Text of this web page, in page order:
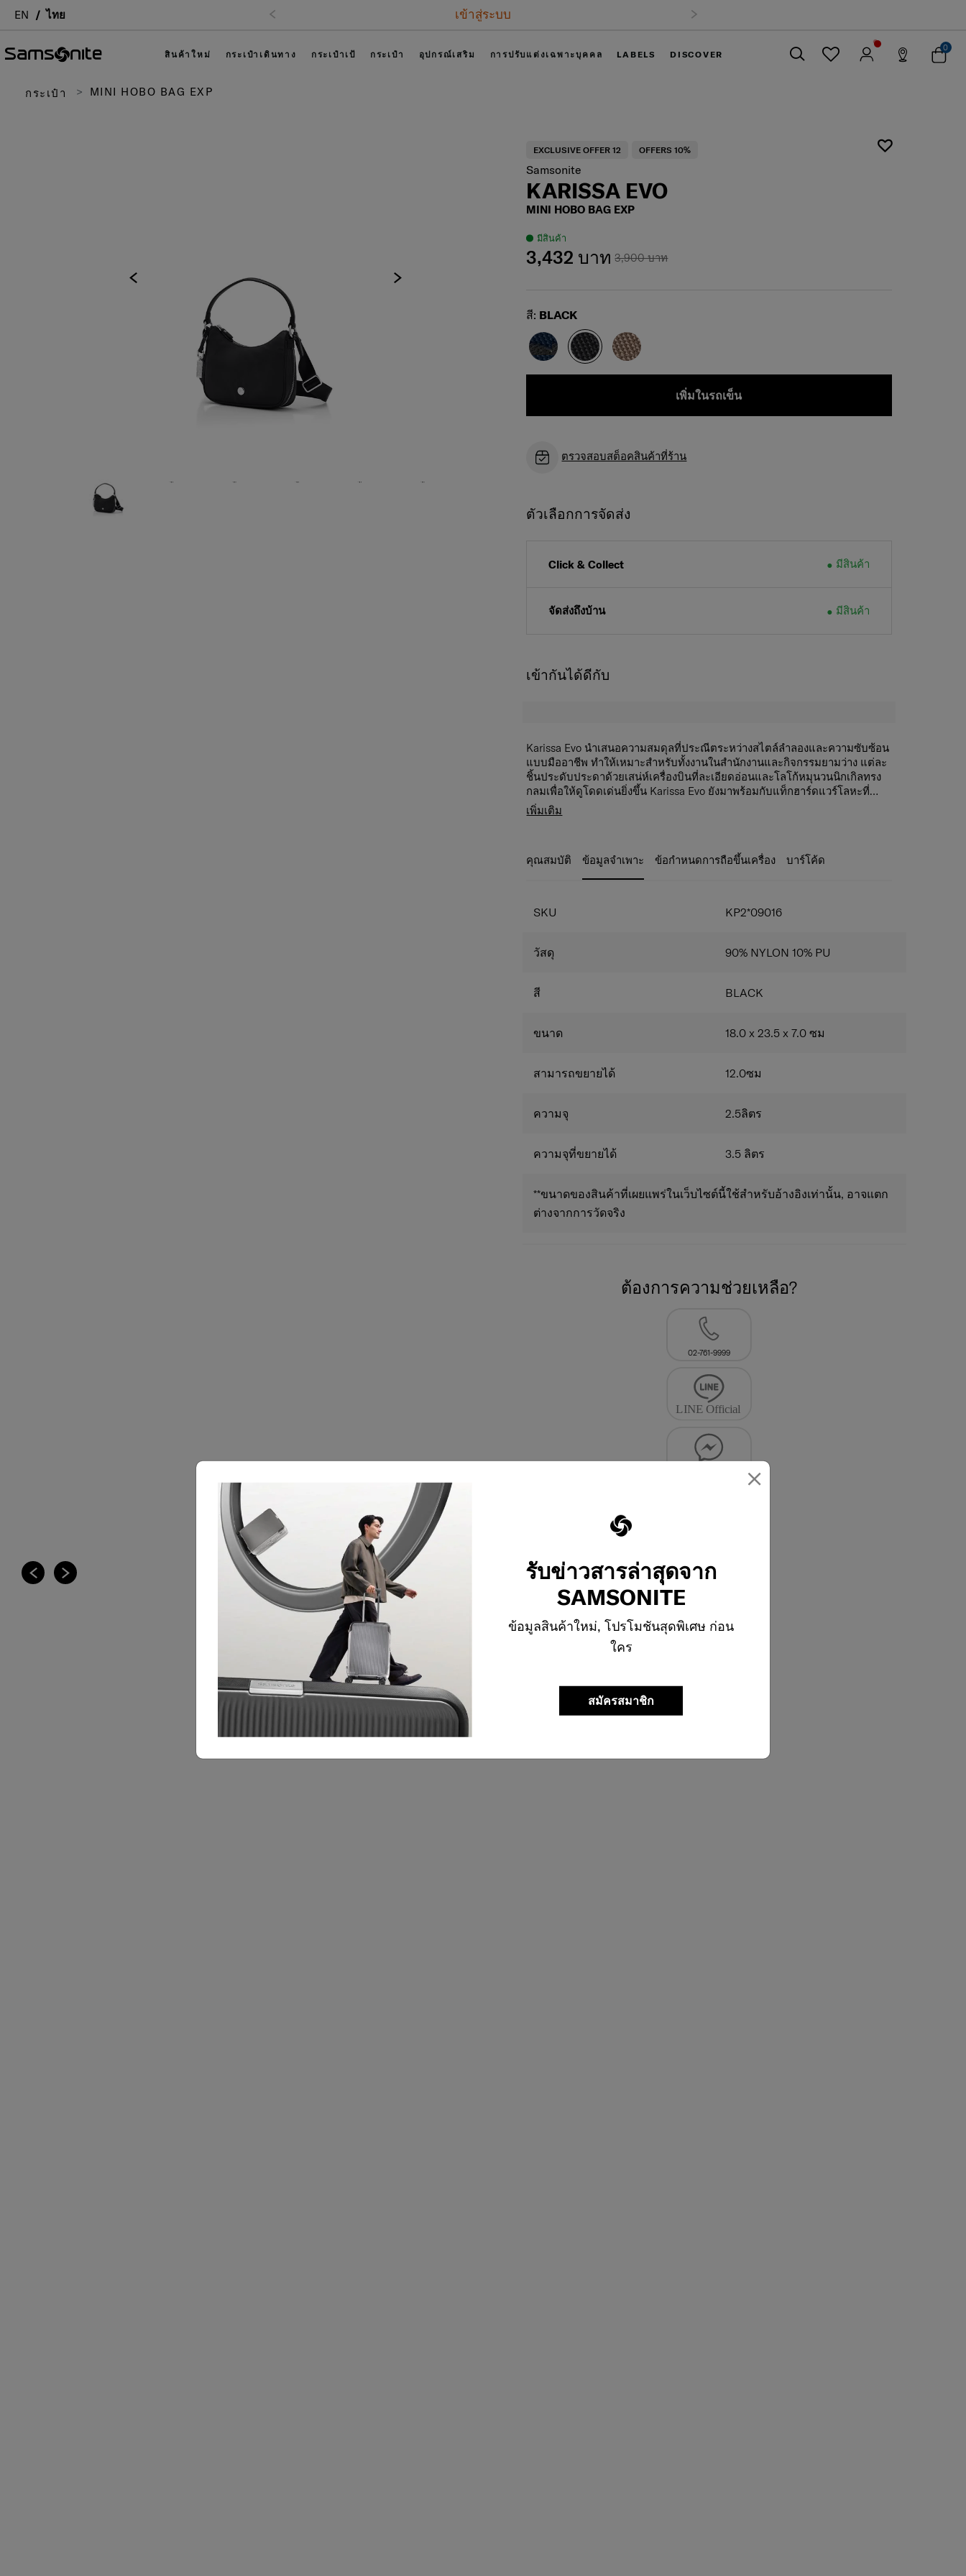
×
รับข่าวสารล่าสุดจาก
SAMSONITE
ข้อมูลสินค้าใหม่, โปรโมชันสุดพิเศษ ก่อน
ใคร
สมัครสมาชิก
EN ไทย เข้าสู่ระบบ
สินค้าใหม่ กระเป๋าเดินทาง กระเป๋าเป้ กระเป๋า อุปกรณ์เสริม การปรับแต่งเฉพาะบุคคล LABELS DISCOVER
0
กระเป๋า MINI HOBO BAG EXP
EXCLUSIVE OFFER 12 OFFERS 10%
Samsonite
KARISSA EVO
MINI HOBO BAG EXP
มีสินค้า
3,900 บาท
3,432 บาท
Select
สี: BLACK
เพิ่มในรถเข็น
ตรวจสอบสต็อคสินค้าที่ร้าน
ตัวเลือกการจัดส่ง
Click & Collect มีสินค้า
จัดส่งถึงบ้าน มีสินค้า
เข้ากันได้ดีกับ
Karissa Evo นําเสนอความสมดุลที่ประณีตระหว่างสไตล์ลําลองและความซับซ้อน
แบบมืออาชีพ ทําให้เหมาะสําหรับทั้งงานในสํานักงานและกิจกรรมยามว่าง แต่ละ
ชิ้นประดับประดาด้วยเสน่ห์เครื่องบินที่ละเอียดอ่อนและโลโก้หมุนวนนิกเกิลทรง
กลมเพื่อให้ดูโดดเด่นยิ่งขึ้น Karissa Evo ยังมาพร้อมกับแท็กฮาร์ดแวร์โลหะที่
สามารถปรับแต่งได้ เพื่อให้คุณสามารถทําให้กระเป๋าทุกใบเป็นของคุณเองได้
อย่างแท้จริง
เพิ่มเติม
คุณสมบัติ ข้อมูลจำเพาะ ข้อกำหนดการถือขึ้นเครื่อง บาร์โค้ด
SKU KP2*09016
วัสดุ 90% NYLON 10% PU
สี BLACK
ขนาด 18.0 x 23.5 x 7.0ซม
สามารถขยายได้ 12.0ซม
ความจุ 2.5ลิตร
ความจุที่ขยายได้ 3.5 ลิตร
**ขนาดของสินค้าที่เผยแพร่ในเว็บไซต์นี้ใช้สำหรับอ้างอิงเท่านั้น, อาจแตก
ต่างจากการวัดจริง
ต้องการความช่วยเหลือ?
02-761-9999